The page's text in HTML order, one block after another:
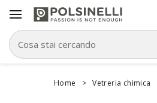
Home > Vetreria chimica